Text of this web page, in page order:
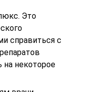
Это
справиться с
на некоторое